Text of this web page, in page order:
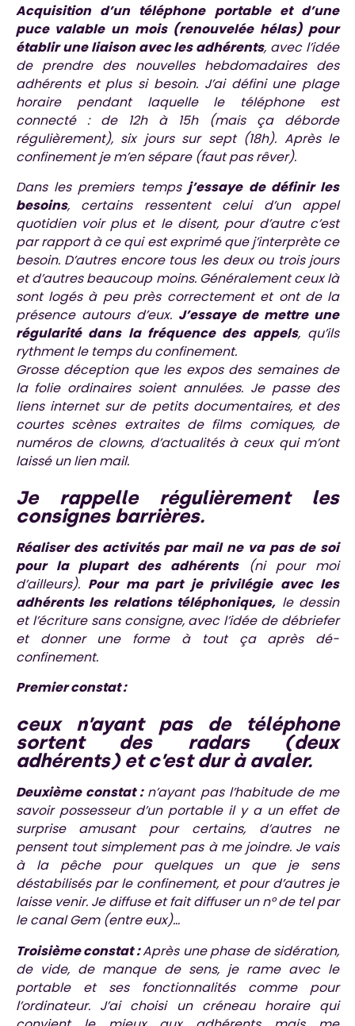
Acquisition d’un téléphone portable et d’une
puce valable un mois (renouvelée hélas) pour
établir une liaison avec les adhérents, avec l’idée
de prendre des nouvelles hebdomadaires des
adhérents et plus si besoin. J’ai défini une plage
horaire pendant laquelle le téléphone est
connecté : de 12h à 15h (mais ça déborde
régulièrement), six jours sur sept (18h). Après le
confinement je m’en sépare (faut pas rêver).
Dans les premiers tempsj’essaye de définir les
besoins, certains ressentent celui d’un appel
quotidien voir plus et le disent, pour d’autre c’est
par rapport à ce qui est exprimé que j’interprète ce
besoin. D’autres encore tous les deux ou trois jours
et d’autres beaucoup moins. Généralement ceux là
sont logés à peu près correctement et ont de la
présence autours d’eux. J’essaye de mettre une
régularité dans la fréquence des appels, qu’ils
rythment le temps du confinement.
Grosse déception que les expos des semaines de
la folie ordinaires soient annulées. Je passe des
liens internet sur de petits documentaires, et des
courtes scènes extraites de films comiques, de
numéros de clowns, d’actualités à ceux qui m’ont
laissé un lien mail.
Je rappelle régulièrement les
consignes barrières.
Réaliser des activités par mail ne va pas de soi
pour la plupart des adhérents(ni pour moi
d’ailleurs). Pour ma part je privilégie avec les
adhérents les relations téléphoniques, le dessin
et l’écriture sans consigne, avec l’idée de débriefer
et donner une forme à tout ça après dé-
confinement.
Premier constat :
ceux n’ayant pas de téléphone
sortent des radars (deux
adhérents) et c’est dur à avaler.
Deuxième constat :n’ayant pas l’habitude de me
savoir possesseur d’un portable il y a un effet de
surprise amusant pour certains, d’autres ne
pensent tout simplement pas à me joindre. Je vais
à la pêche pour quelques un que je sens
déstabilisés par le confinement, et pour d’autres je
laisse venir. Je diffuse et fait diffuser un n° de tel par
le canal Gem (entre eux)…
Troisième constat :Après une phase de sidération,
de vide, de manque de sens, je rame avec le
portable et ses fonctionnalités comme pour
l’ordinateur. J’ai choisi un créneau horaire qui